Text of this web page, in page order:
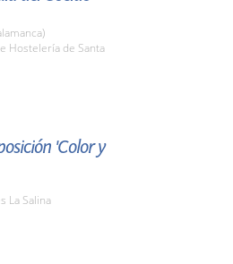
Hostelería de Santa
'Color y
La Salina